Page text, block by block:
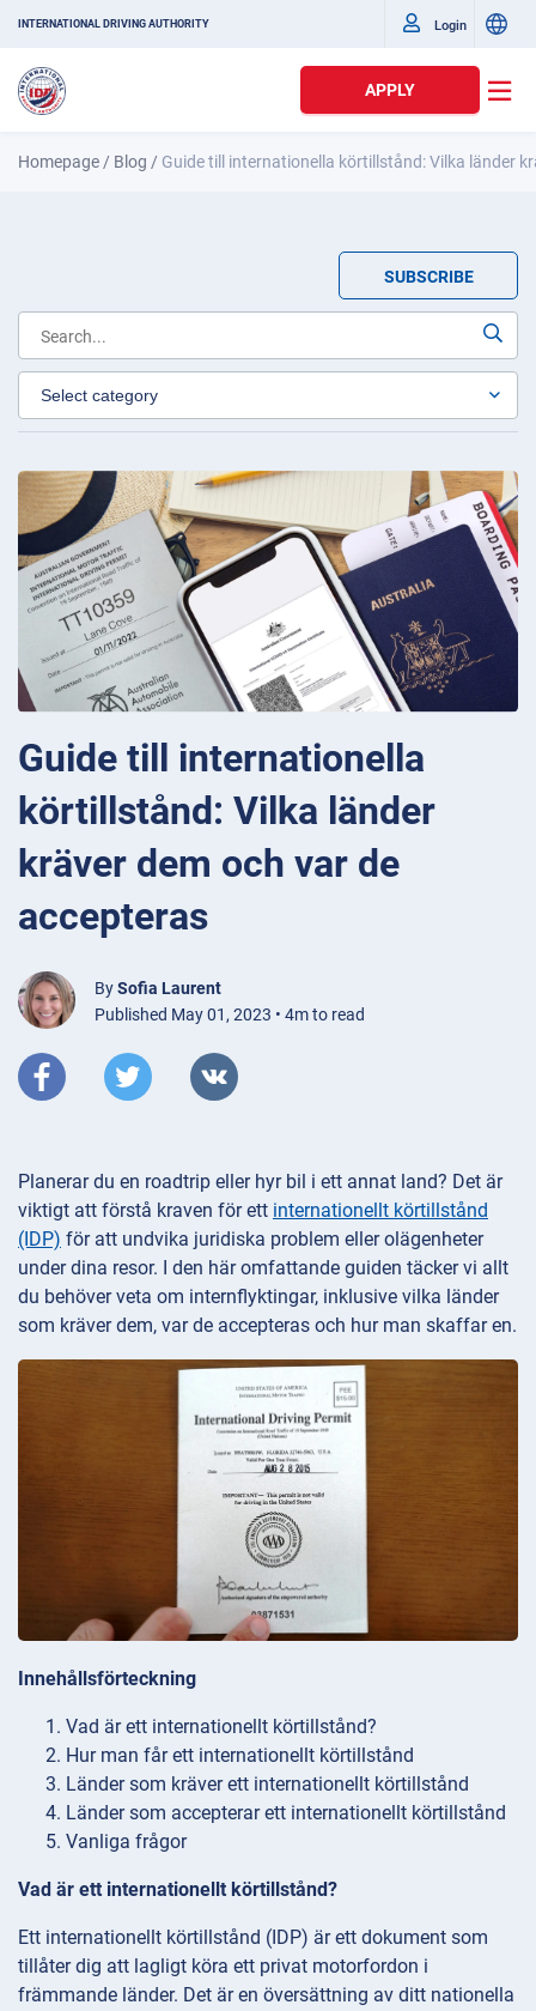
INTERNATIONAL DRIVING AUTHORITY Login
APPLY
Homepage / Blog / Guide till internationella körtillstånd: Vilka länder
SUBSCRIBE
Guide till internationella
körtillstånd: Vilka länder
kräver dem och var de
accepteras
BySofia Laurent
Published May 01, 2023 • 4m to read
Planerar du en roadtrip eller hyr bil i ett annat land? Det är
viktigt att förstå kraven för ett internationellt körtillstånd
(IDP) för att undvika juridiska problem eller olägenheter
under dina resor. I den här omfattande guiden täcker vi allt
du behöver veta om internflyktingar, inklusive vilka länder
som kräver dem, var de accepteras och hur man skaffar en.
Innehållsförteckning
Vad är ett internationellt körtillstånd?
Hur man får ett internationellt körtillstånd
Länder som kräver ett internationellt körtillstånd
Länder som accepterar ett internationellt körtillstånd
Vanliga frågor
Vad är ett internationellt körtillstånd?
Ett internationellt körtillstånd (IDP) är ett dokument som
tillåter dig att lagligt köra ett privat motorfordon i
främmande länder. Det är en översättning av ditt nationella